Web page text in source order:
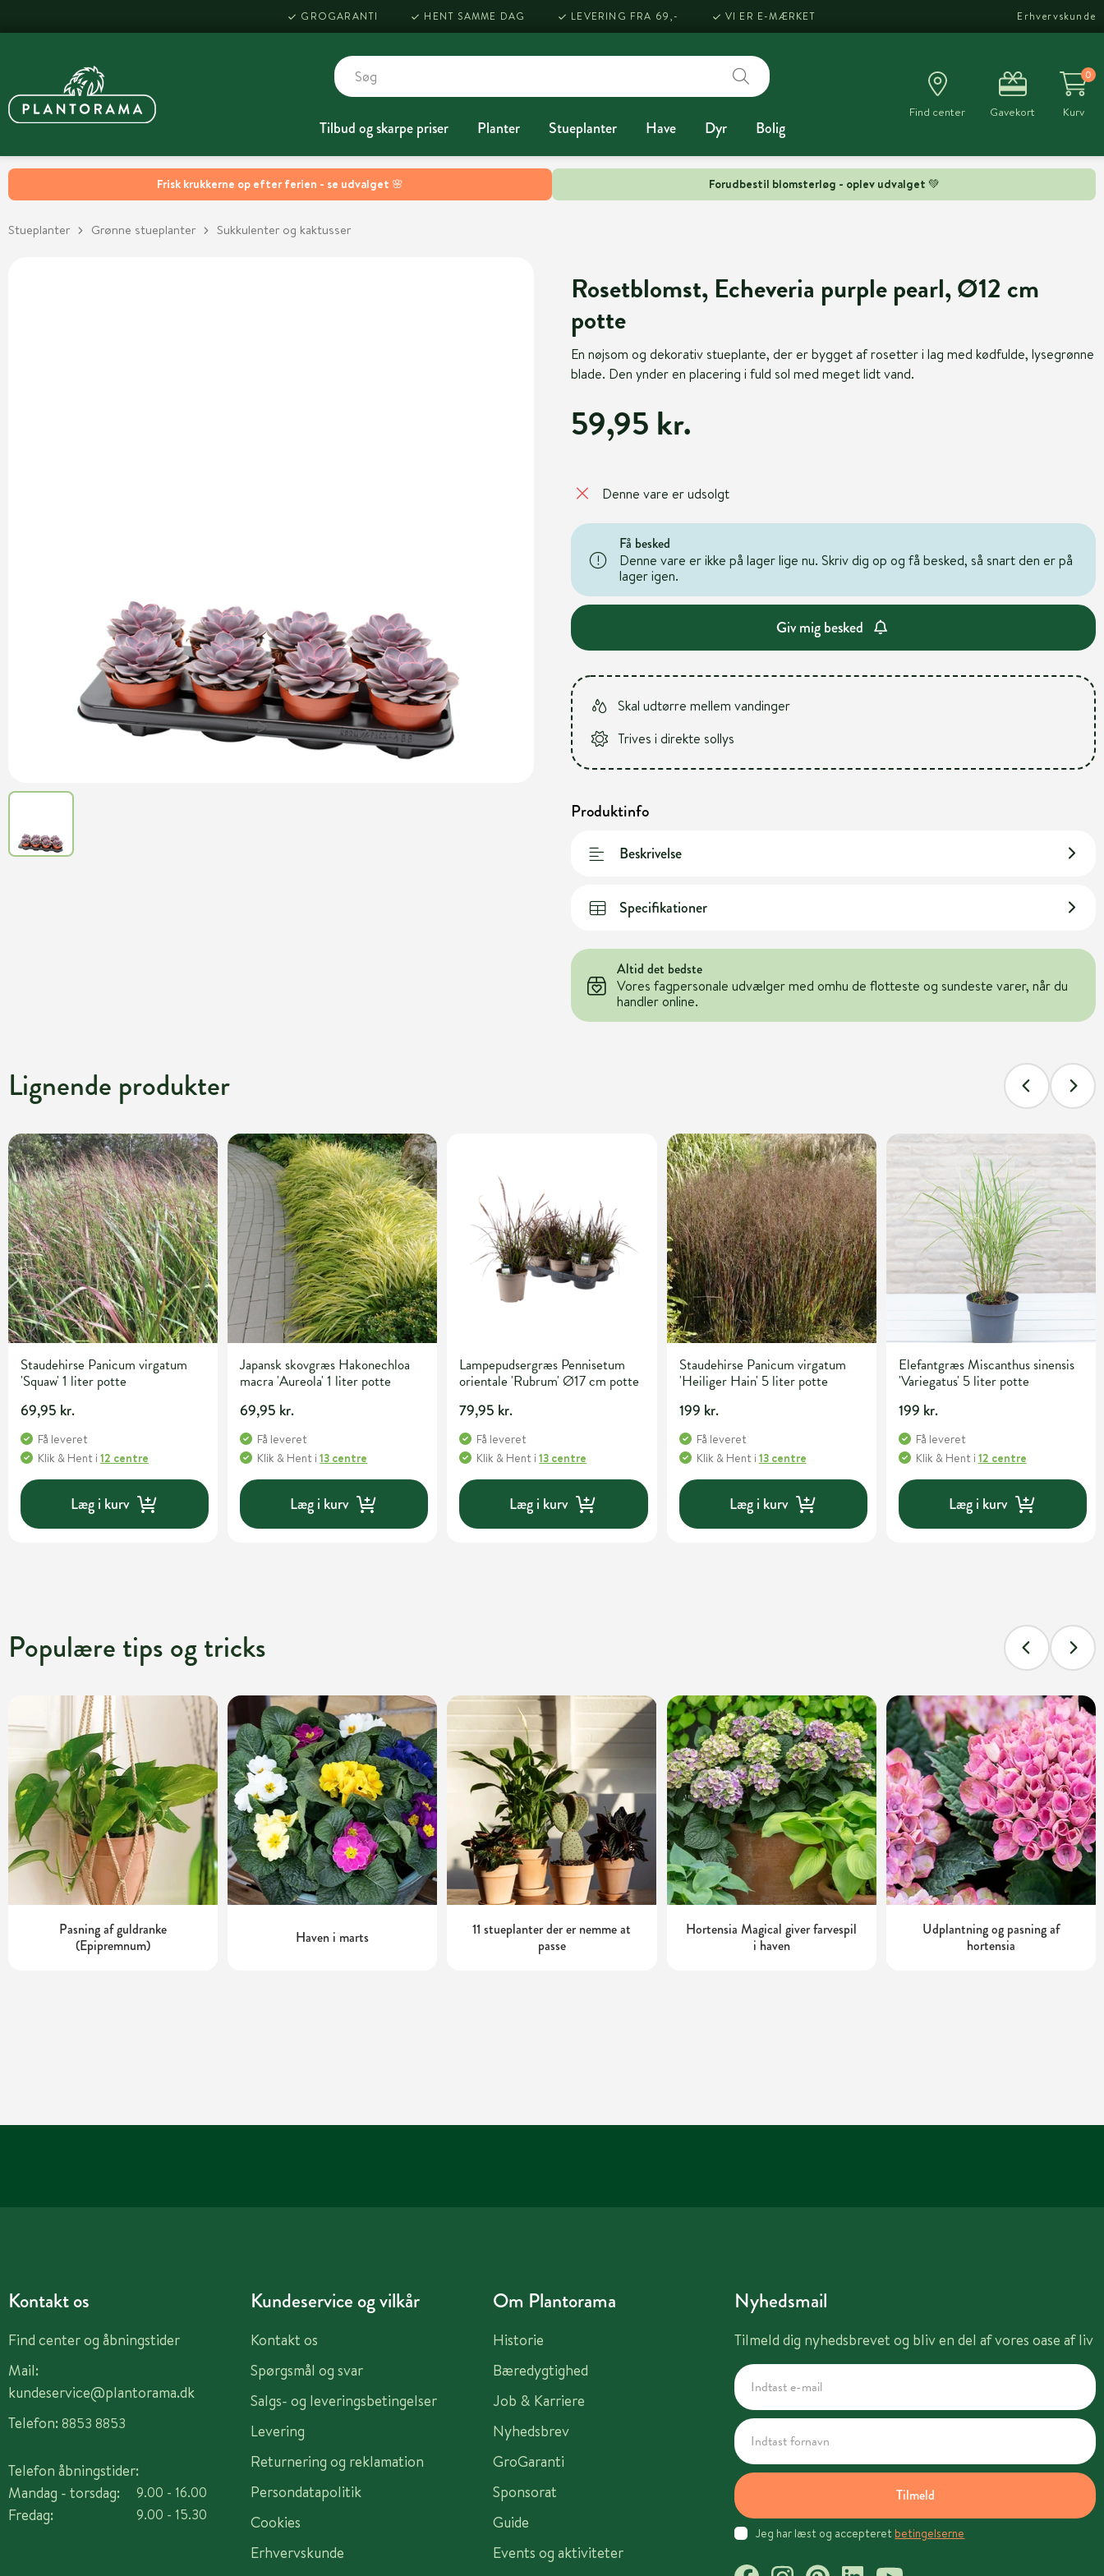
Frisk krukkerne op efter ferien - se udvalget 🌸 Forudbestil blomsterløg - oplev udvalget 💚
GROGARANTI HENT SAMME DAG LEVERING FRA 69,- VI ER E-MÆRKET Erhvervskunde
Tilbud og skarpe priser Planter Stueplanter Have Dyr Bolig
Find center Gavekort
0
Kurv
Stueplanter Grønne stueplanter Sukkulenter og kaktusser
Rosetblomst, Echeveria purple pearl, Ø12 cm
potte
En nøjsom og dekorativ stueplante, der er bygget af rosetter i lag med kødfulde, lysegrønne
blade. Den ynder en placering i fuld sol med meget lidt vand.
59,95 kr.
Denne vare er udsolgt
Få besked
Denne vare er ikke på lager lige nu. Skriv dig op og få besked, så snart den er på
lager igen.
Giv mig besked
Skal udtørre mellem vandinger
Trives i direkte sollys
Produktinfo
Beskrivelse
Specifikationer
Altid det bedste
Vores fagpersonale udvælger med omhu de flotteste og sundeste varer, når du
handler online.
Lignende produkter
Staudehirse Panicum virgatum
'Squaw' 1 liter potte
69,95 kr.
Få leveret
Klik & Hent i 12 centre
Læg i kurv
Japansk skovgræs Hakonechloa
macra 'Aureola' 1 liter potte
69,95 kr.
Få leveret
Klik & Hent i13 centre
Læg i kurv
Lampepudsergræs Pennisetum
orientale 'Rubrum' Ø17 cm potte
79,95 kr.
Få leveret
Klik & Hent i13 centre
Læg i kurv
Staudehirse Panicum virgatum
'Heiliger Hain' 5 liter potte
199 kr.
Få leveret
Klik & Hent i 13 centre
Læg i kurv
Elefantgræs Miscanthus sinensis
'Variegatus' 5 liter potte
199 kr.
Få leveret
Klik & Hent i 12 centre
Læg i kurv
Populære tips og tricks
Pasning af guldranke
(Epipremnum)
Haven i marts
11 stueplanter der er nemme at
passe
Hortensia Magical giver farvespil
i haven
Udplantning og pasning af
hortensia
Kontakt os
Find center og åbningstider
Mail:
kundeservice@plantorama.dk
Telefon: 8853 8853
Telefon åbningstider:
Mandag - torsdag:
Fredag:
9.00 - 16.00
9.00 - 15.30
Kundeservice og vilkår
Kontakt os
Spørgsmål og svar
Salgs- og leveringsbetingelser
Levering
Returnering og reklamation
Persondatapolitik
Cookies
Erhvervskunde
Om Plantorama
Historie
Bæredygtighed
Job & Karriere
Nyhedsbrev
GroGaranti
Sponsorat
Guide
Events og aktiviteter
Nyhedsmail
Tilmeld dig nyhedsbrevet og bliv en del af vores oase af liv
Tilmeld
Jeg har læst og accepteret betingelserne